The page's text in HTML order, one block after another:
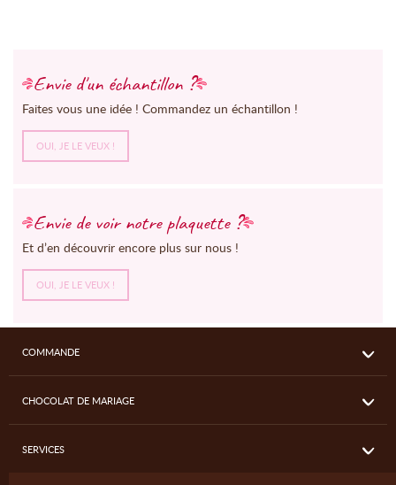
Envie d'un échantillon ?
Faites vous une idée ! Commandez un échantillon !
OUI, JE LE VEUX !
Envie de voir notre plaquette ?
Et d’en découvrir encore plus sur nous !
OUI, JE LE VEUX !
COMMANDE
CHOCOLAT DE MARIAGE
SERVICES